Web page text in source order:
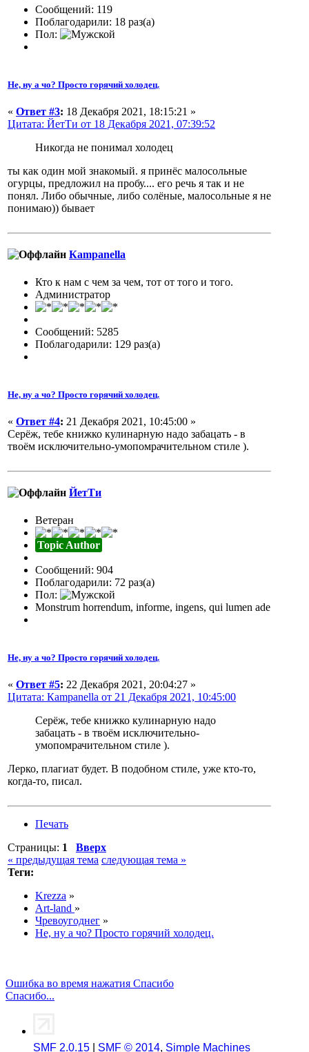
Сообщений: 119
Поблагодарили: 18 раз(а)
Пол:
Не, ну а чо? Просто горячий холодец.
« Ответ #3: 18 Декабря 2021, 18:15:21 »
Цитата: ЙетТи от 18 Декабря 2021, 07:39:52
Никогда не понимал холодец
ты как один мой знакомый. я принёс малосольные
огурцы, предложил на пробу.... его речь я так и не
понял. Либо обычные, либо солёные, малосольные я не
понимаю)) бывает
Кampanella
Кто к нам с чем за чем, тот от того и того.
Администратор
Сообщений: 5285
Поблагодарили: 129 раз(а)
Не, ну а чо? Просто горячий холодец.
« Ответ #4: 21 Декабря 2021, 10:45:00 »
Серёж, тебе книжко кулинарную надо забацать - в
твоём исключительно-умопомрачительном стиле ).
ЙетТи
Ветеран
Topic Author
Сообщений: 904
Поблагодарили: 72 раз(а)
Пол:
Monstrum horrendum, informe, ingens, qui lumen ade
Не, ну а чо? Просто горячий холодец.
« Ответ #5: 22 Декабря 2021, 20:04:27 »
Цитата: Кampanella от 21 Декабря 2021, 10:45:00
Серёж, тебе книжко кулинарную надо
забацать - в твоём исключительно-
умопомрачительном стиле ).
Лерко, плагиат будет. В подобном стиле, уже кто-то,
когда-то, писал.
Печать
Страницы: 1
Вверх
« предыдущая тема следующая тема »
Теги:
Krezza »
Art-land »
Чревоугоднег »
Не, ну а чо? Просто горячий холодец.
Ошибка во время нажатия Спасибо
Спасибо...
SMF 2.0.15 SMF © 2014, Simple Machines